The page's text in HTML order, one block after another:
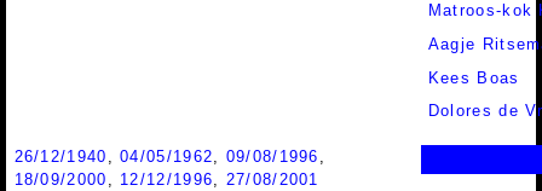
Matroos-kok
Aagje
Kees Boas
Dolores de
26/12/1940 ,04/05/1962, 09/08/1996 ,
18/09/2000 , 12/12/1996, 27/08/2001